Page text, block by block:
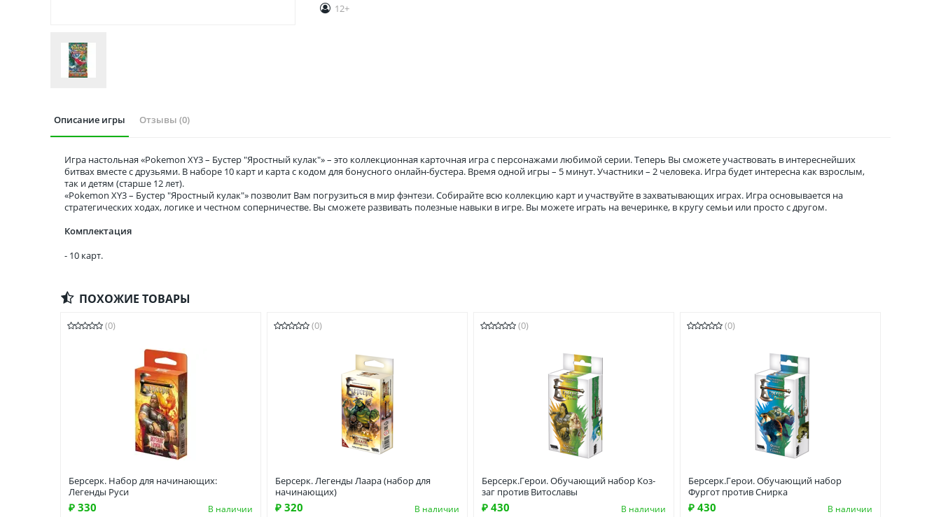
12+
Описание игры Отзывы (0)
Игра настольная «Pokemon XY3 – Бустер "Яростный кулак"» – это коллекционная карточная игра с персонажами любимой серии. Теперь Вы сможете участвовать в интереснейших
битвах вместе с друзьями. В наборе 10 карт и карта с кодом для бонусного онлайн-бустера. Время одной игры – 5 минут. Участники – 2 человека. Игра будет интересна как взрослым,
так и детям (старше 12 лет).
«Pokemon XY3 – Бустер "Яростный кулак"» позволит Вам погрузиться в мир фэнтези. Собирайте всю коллекцию карт и участвуйте в захватывающих играх. Игра основывается на
стратегических ходах, логике и честном соперничестве. Вы сможете развивать полезные навыки в игре. Вы можете играть на вечеринке, в кругу семьи или просто с другом.
Комплектация
- 10 карт.
ПОХОЖИЕ ТОВАРЫ
(0)
Берсерк. Набор для начинающих:
Легенды Руси
₽ 330 В наличии
(0)
Берсерк. Легенды Лаара (набор для
начинающих)
₽ 320 В наличии
(0)
Берсерк.Герои. Обучающий набор Коз-
заг против Витославы
₽ 430 В наличии
(0)
Берсерк.Герои. Обучающий набор
Фургот против Снирка
₽ 430 В наличии